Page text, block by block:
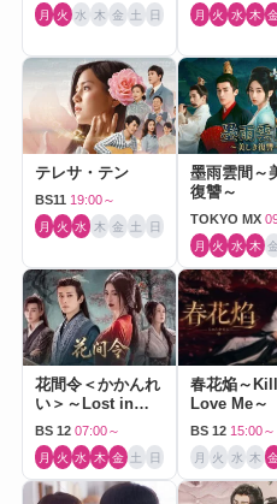
月 火 水 木 金 土 日 月 火 水 木
テレサ・テン
BS11 19:00～
月 火 水 木 金 土 日
墨雨雲間～
復讐～
TOKYO MX
月 火 水 木 金
花間令＜かかんれ
い＞～Lost in
Love～
BS 12 07:00～
月 火 水 木 金 土 日
春花焔～
Love Me～
BS 12 15:00～
月 火 水 木